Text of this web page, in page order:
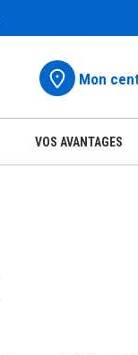
Mon
VOS AVANTAGES